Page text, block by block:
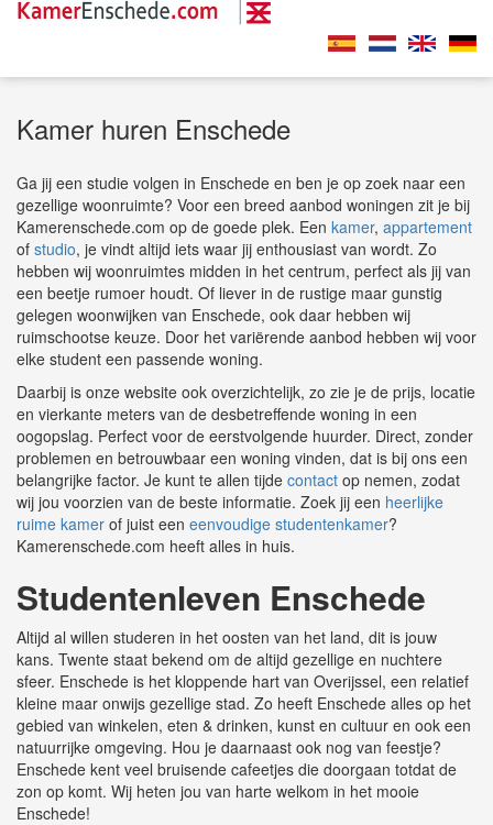
Kamer huren Enschede
Ga jij een studie volgen in Enschede en ben je op zoek naar een
gezellige woonruimte? Voor een breed aanbod woningen zit je bij
Kamerenschede.com op de goede plek. Een kamer, appartement
of studio, je vindt altijd iets waar jij enthousiast van wordt. Zo
hebben wij woonruimtes midden in het centrum, perfect als jij van
een beetje rumoer houdt. Of liever in de rustige maar gunstig
gelegen woonwijken van Enschede, ook daar hebben wij
ruimschootse keuze. Door het variërende aanbod hebben wij voor
elke student een passende woning.
Daarbij is onze website ook overzichtelijk, zo zie je de prijs, locatie
en vierkante meters van de desbetreffende woning in een
oogopslag. Perfect voor de eerstvolgende huurder. Direct, zonder
problemen en betrouwbaar een woning vinden, dat is bij ons een
belangrijke factor. Je kunt te allen tijde contact op nemen, zodat
wij jou voorzien van de beste informatie. Zoek jij een heerlijke
ruime kamer of juist een eenvoudige studentenkamer?
Kamerenschede.com heeft alles in huis.
Studentenleven Enschede
Altijd al willen studeren in het oosten van het land, dit is jouw
kans. Twente staat bekend om de altijd gezellige en nuchtere
sfeer. Enschede is het kloppende hart van Overijssel, een relatief
kleine maar onwijs gezellige stad. Zo heeft Enschede alles op het
gebied van winkelen, eten & drinken, kunst en cultuur en ook een
natuurrijke omgeving. Hou je daarnaast ook nog van feestje?
Enschede kent veel bruisende cafeetjes die doorgaan totdat de
zon op komt. Wij heten jou van harte welkom in het mooie
Enschede!